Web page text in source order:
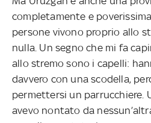
completamente e
persone vivono proprio allo
nulla. Un segno che mi fa
allo stremo sono i capelli:
davvero con una scodella,
permettersi un parrucchiere.
avevo nontato da